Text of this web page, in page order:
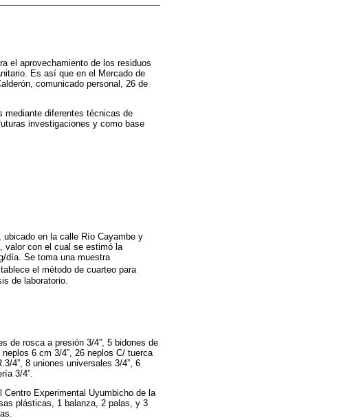
el aprovechamiento de los residuos
Es así que en el Mercado de
comunicado personal, 26 de
mediante diferentes técnicas de
investigaciones y como base
ubicado en la calle Río Cayambe y
valor con el cual se estimó la
día. Se toma una muestra
el método de cuarteo para
de laboratorio.
de rosca a presión 3/4”, 5 bidones de
6 cm 3/4”, 26 neplos C/ tuerca
4”, 8 uniones universales 3/4”, 6
3/4”.
Experimental Uyumbicho de la
plásticas, 1 balanza, 2 palas, y 3